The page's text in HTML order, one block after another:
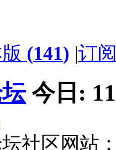
(141) |订
今日: 11
社区网站